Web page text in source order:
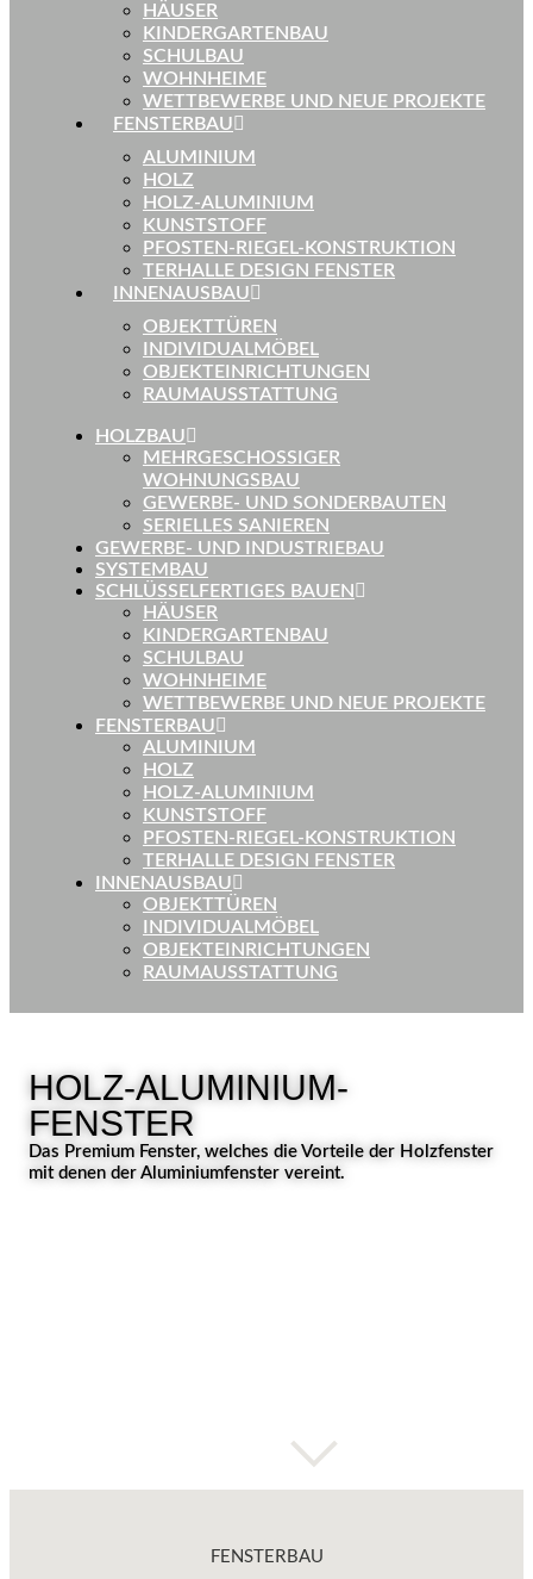
HÄUSER
KINDERGARTENBAU
SCHULBAU
WOHNHEIME
WETTBEWERBE UND NEUE PROJEKTE
FENSTERBAU
ALUMINIUM
HOLZ
HOLZ-ALUMINIUM
KUNSTSTOFF
PFOSTEN-RIEGEL-KONSTRUKTION
TERHALLE DESIGN FENSTER
INNENAUSBAU
OBJEKTTÜREN
INDIVIDUALMÖBEL
OBJEKTEINRICHTUNGEN
RAUMAUSSTATTUNG
HOLZBAU
MEHRGESCHOSSIGER
WOHNUNGSBAU
GEWERBE- UND SONDERBAUTEN
SERIELLES SANIEREN
GEWERBE- UND INDUSTRIEBAU
SYSTEMBAU
SCHLÜSSELFERTIGES BAUEN
HÄUSER
KINDERGARTENBAU
SCHULBAU
WOHNHEIME
WETTBEWERBE UND NEUE PROJEKTE
FENSTERBAU
ALUMINIUM
HOLZ
HOLZ-ALUMINIUM
KUNSTSTOFF
PFOSTEN-RIEGEL-KONSTRUKTION
TERHALLE DESIGN FENSTER
INNENAUSBAU
OBJEKTTÜREN
INDIVIDUALMÖBEL
OBJEKTEINRICHTUNGEN
RAUMAUSSTATTUNG
HOLZ-ALUMINIUM-
FENSTER
Das Premium Fenster, welches die Vorteile der Holzfenster
mit denen der Aluminiumfenster vereint.
FENSTERBAU